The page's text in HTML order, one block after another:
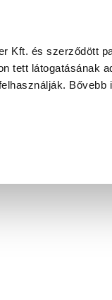
Kft. és szerződött
tett látogatásának
Bővebb
és Információ